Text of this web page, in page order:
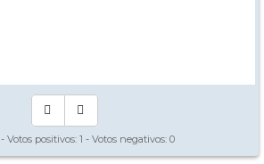
- Votos positivos: 1 - Votos negativos: 0